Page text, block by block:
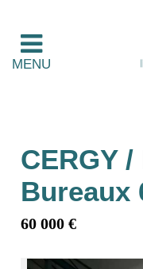
MENU
CERGY
Bureaux
60 000 €